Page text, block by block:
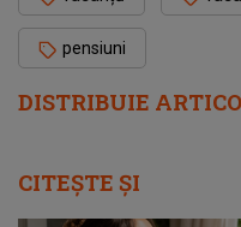
DISTRIBUIE
pensiuni
CITEȘTE ȘI